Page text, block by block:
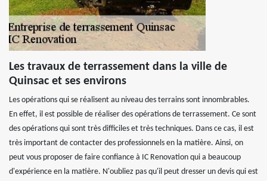
Les travaux de terrassement dans la ville de
Quinsac et ses environs
Les opérations qui se réalisent au niveau des terrains sont innombrables.
En effet, il est possible de réaliser des opérations de terrassement. Ce sont
des opérations qui sont très difficiles et très techniques. Dans ce cas, il est
très important de contacter des professionnels en la matière. Ainsi, on
peut vous proposer de faire confiance à IC Renovation qui a beaucoup
d'expérience en la matière. N'oubliez pas qu'il peut dresser un devis qui est